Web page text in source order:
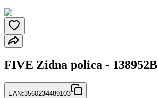
FIVE Zidna polica - 138952B
EAN:3560234489103